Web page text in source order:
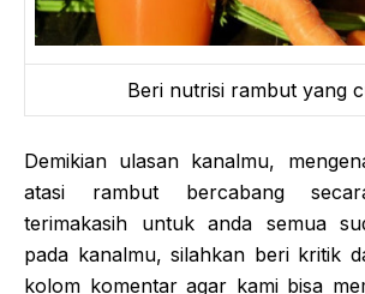
Beri nutrisi rambut yang
Demikian ulasan kanalmu,
atasi rambut bercabang
terimakasih untuk anda semua
pada kanalmu, silahkan beri kritik
kolom komentar agar kami bisa